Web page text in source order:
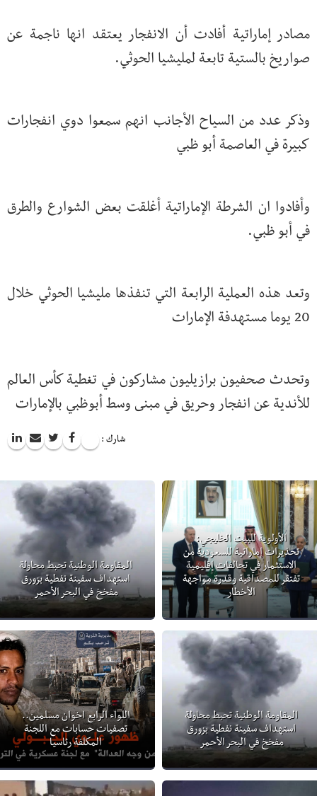
مصادر إماراتية أفادت أن الانفجار يعتقد انها ناجمة عن
صواريخ بالستية تابعة لمليشيا الحوثي.
وذكر عدد من السياح الأجانب انهم سمعوا دوي انفجارات
كبيرة في العاصمة أبو ظبي
وأفادوا ان الشرطة الإماراتية أغلقت بعض الشوارع والطرق
في أبو ظبي.
وتعد هذه العملية الرابعة التي تنفذها مليشيا الحوثي خلال
20 يوما مستهدفة الإمارات
وتحدث ‏صحفيون برازيليون مشاركون في تغطية كأس العالم
للأندية عن انفجار وحريق في مبنى وسط أبوظبي بالإمارات
شارك :
الأولوية للبيت الخليجي:
تحذيرات إماراتية للسعودية من
الاستثمار في تحالفات إقليمية
تفتقر للمصداقية وقدرة مواجهة
الأخطار
المقاومة الوطنية تحبط محاولة
استهداف سفينة نفطية بزورق
مفخخ في البحر الأحمر
المقاومة الوطنية تحبط محاولة
استهداف سفينة نفطية بزورق
مفخخ في البحر الأحمر
اللواء الرابع اخوان مسلمين..
تصفيات حسابات مع اللجنة
المكلفة رئاسيا